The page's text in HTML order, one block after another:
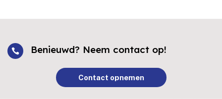
 Benieuwd? Neem contact op!
Contact opnemen